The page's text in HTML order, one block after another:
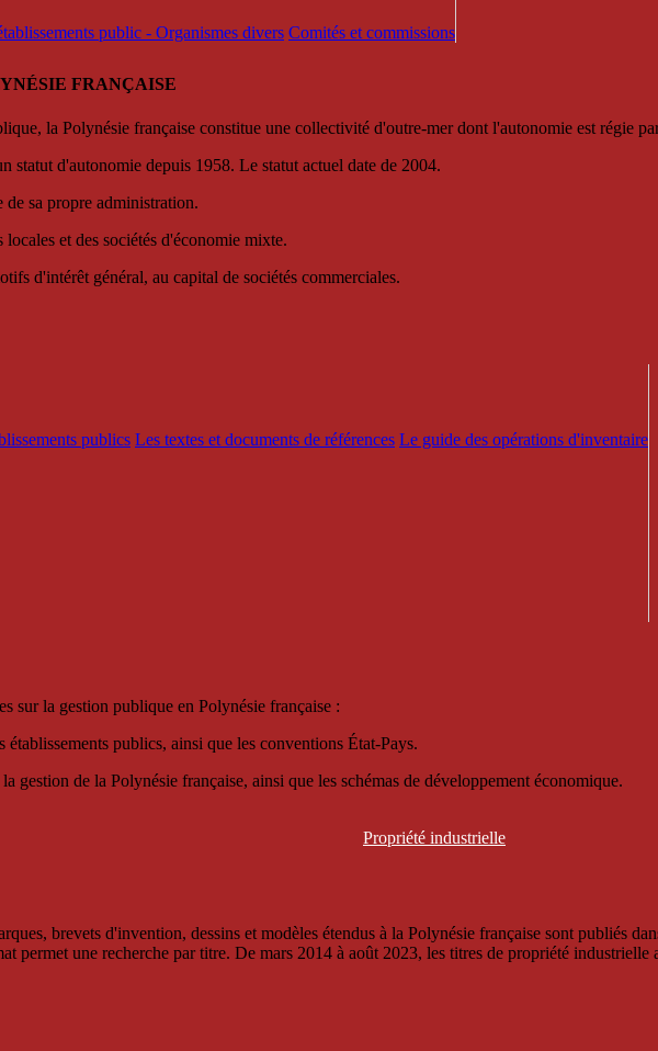
public - Organismes divers Comités et commissions
FRANÇAISE
la Polynésie française constitue une collectivité d'outre-mer dont l'autonomie est régie
statut d'autonomie depuis 1958. Le statut actuel date de 2004.
sa propre administration.
et des sociétés d'économie mixte.
d'intérêt général, au capital de sociétés commerciales.
publics Les textes et documents de références Le guide des opérations d'inventaire
sur la gestion publique en Polynésie française :
établissements publics, ainsi que les conventions État-Pays.
gestion de la Polynésie française, ainsi que les schémas de développement économique.
Propriété industrielle
brevets d'invention, dessins et modèles étendus à la Polynésie française sont publiés
permet une recherche par titre. De mars 2014 à août 2023, les titres de propriété